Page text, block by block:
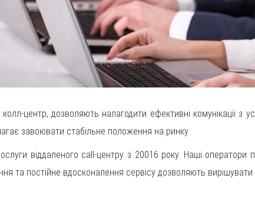
центр, дозволяють налагодити ефективні комунікації
завоювати стабільне положення на ринку.
віддаленого call-центру з 20016 року. Наші
та постійне вдосконалення сервісу дозволяють